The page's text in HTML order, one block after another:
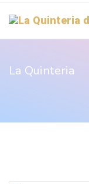
La Quinteria